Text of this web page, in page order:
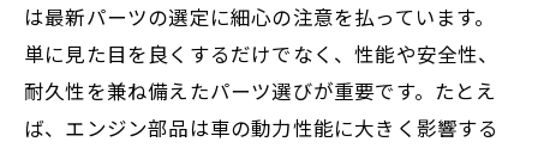
は最新パーツの選定に細心の注意を払っています。
単に見た目を良くするだけでなく、性能や安全性、
耐久性を兼ね備えたパーツ選びが重要です。たとえ
ば、エンジン部品は車の動力性能に大きく影響する